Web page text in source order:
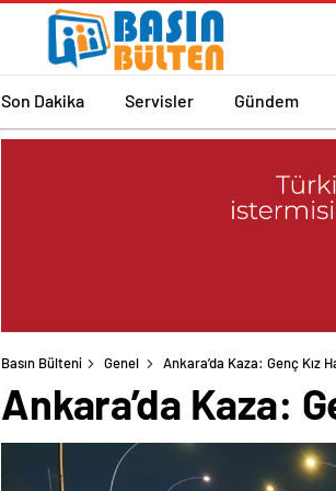
Son Dakika Servisler Gündem
Basın Bülteni Genel Ankara’da Kaza: Genç Kız
Ankara’da Kaza: